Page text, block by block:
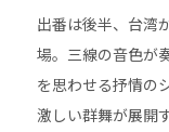
出番は後半、台湾
場。三線の音色が
を思わせる抒情の
激しい群舞が展開